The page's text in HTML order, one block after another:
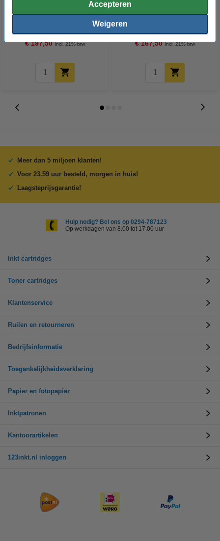
Accepteren
Weigeren
Canon PFI-301C inktcartridge
€ 197,50 Incl. 21% btw
Canon PFI-301M inktcartridge
€ 167,50 Incl. 21% btw
Meer dan 5 miljoen klanten!
Voor 23.59 uur besteld, morgen in huis!
Laagsteprijsgarantie!
Hulp nodig? Bel ons op 0294-787123
Op werkdagen van 8.00 tot 17.00 uur
Inkt cartridges
Toner cartridges
Klantenservice
Ruilen en retourneren
Bedrijfsinformatie
Toegankelijkheidsverklaring
Papier en fotopapier
Inktpatronen
Kantoorartikelen
123inkt.nl inloggen